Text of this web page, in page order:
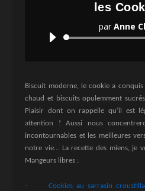
les
par Anne
Biscuit moderne, le cookie a
chaud et biscuits opulemment
Plaisir dont on rappelle qu’il est
attention ! Aussi nous
incontournables et les meilleures
notre vie… La recette des miens, je
Mangeurs libres :
·
Cookies au sarrasin